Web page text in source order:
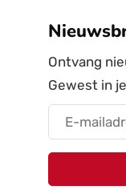
Ontvang
Gewest in